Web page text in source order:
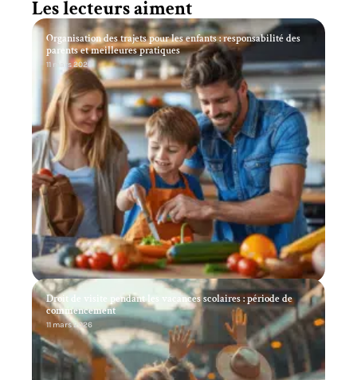
Les lecteurs aiment
Organisation des trajets pour les enfants : responsabilité des
parents et meilleures pratiques
11 mars 2026
Droit de visite pendant les vacances scolaires : période de
commencement
11 mars 2026